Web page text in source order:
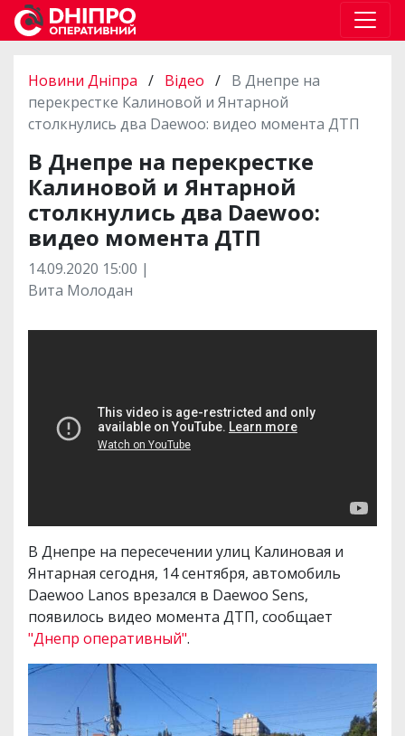
Новини Дніпра / Відео / В Днепре на
перекрестке Калиновой и Янтарной
столкнулись два Daewoo: видео момента ДТП
В Днепре на перекрестке
Калиновой и Янтарной
столкнулись два Daewoo:
видео момента ДТП
14.09.2020 15:00 |
Вита Молодан
В Днепре на пересечении улиц Калиновая и
Янтарная сегодня, 14 сентября, автомобиль
Daewoo Lanos врезался в Daewoo Sens,
появилось видео момента ДТП, сообщает
"Днепр оперативный".